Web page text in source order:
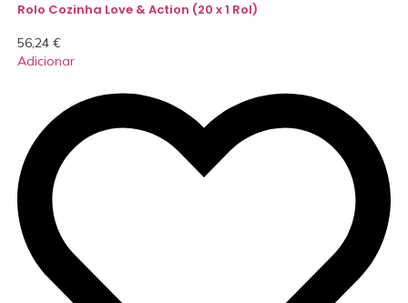
Rolo Cozinha Love & Action (20 x 1 Rol)
56,24 €
Adicionar